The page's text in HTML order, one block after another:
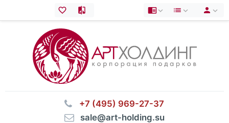
⠀+7 (495) 969-27-37
⠀sale@art-holding.su